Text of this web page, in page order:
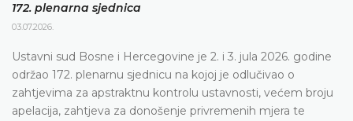
172. plenarna sjednica
03.07.2026.
Ustavni sud Bosne i Hercegovine je 2. i 3. jula 2026. godine
održao 172. plenarnu sjednicu na kojoj je odlučivao o
zahtjevima za apstraktnu kontrolu ustavnosti, većem broju
apelacija, zahtjeva za donošenje privremenih mjera te